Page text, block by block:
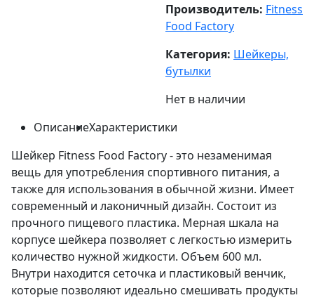
Производитель: Fitness
Food Factory
Категория: Шейкеры,
бутылки
Нет в наличии
ОписаниеХарактеристики
Шейкер Fitness Food Factory - это незаменимая
вещь для употребления спортивного питания, а
также для использования в обычной жизни. Имеет
современный и лаконичный дизайн. Состоит из
прочного пищевого пластика. Мерная шкала на
корпусе шейкера позволяет с легкостью измерить
количество нужной жидкости. Объем 600 мл.
Внутри находится сеточка и пластиковый венчик,
которые позволяют идеально смешивать продукты